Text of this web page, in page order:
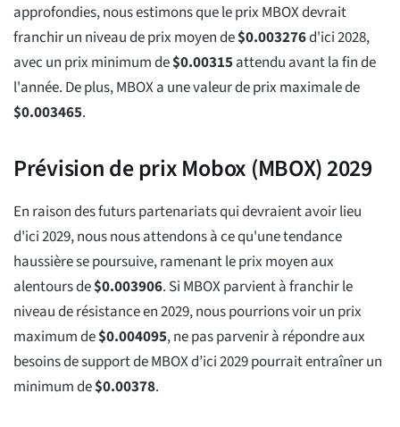
approfondies, nous estimons que le prix MBOX devrait
franchir un niveau de prix moyen de$0.003276d'ici 2028,
avec un prix minimum de$0.00315attendu avant la fin de
l'année. De plus, MBOX a une valeur de prix maximale de
$0.003465.
Prévision de prix Mobox (MBOX) 2029
En raison des futurs partenariats qui devraient avoir lieu
d'ici 2029, nous nous attendons à ce qu'une tendance
haussière se poursuive, ramenant le prix moyen aux
alentours de$0.003906. Si MBOX parvient à franchir le
niveau de résistance en 2029, nous pourrions voir un prix
maximum de$0.004095, ne pas parvenir à répondre aux
besoins de support de MBOX d’ici 2029 pourrait entraîner un
minimum de$0.00378.